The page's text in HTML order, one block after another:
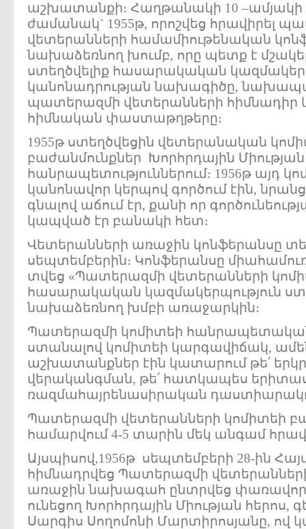
աշխատանքի։ Հաղթանակի 10
ժամանակ` 1955թ, որոշվեց հրավիրել
վետերանների համամիութենական
նախաձեռնող խումբ, որը պետք է
ստեղծվելիք հասարակական
կանոնադրության նախագիծը,
պատերազմի վետերանների հիմնադիր
հիմնական փաստաթղթերը։
1955թ ստեղծվեցին վետերանական
բաժանմունքներ Խորհրդային Միության
հանրապետություններում։ 1956թ այդ
կանոնավոր կերպով գործում էին,
գնալով աճում էր, քանի որ
կապված էր բանակի հետ։
Վետերանների առաջին կոնֆերանսը
սեպտեմբերին։ Կոնֆերանսը
տվեց «Պատերազմի վետերանների
հասարակական կազմակերպություն
նախաձեռնող խմբի առաջարկին։
Պատերազմի կոմիտեի
ստանալով կոմիտեի կարգավիճակ,
աշխատանքներ էին կատարում թե՛
վերականգման, թե՛ հատկապես
ռազմահայրենասիրական
Պատերազմի վետերանների կոմիտեի
համարվում 4-5 տարին մեկ անգամ
Այսպիսով,1956թ սեպտեմբերի 28-ին
հիմնադրվեց Պատերազմի
առաջին նախագահ ընտրվեց
ունեցող Խորհրդային Միության հերոս,
Սարգիս Սողոմոնի Մարտիրոսյանը, ով